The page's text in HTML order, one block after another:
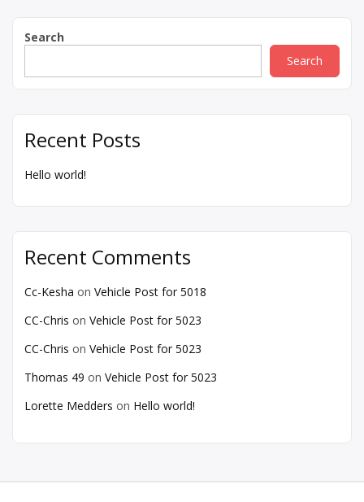
Search
Search
Recent Posts
Hello world!
Recent Comments
Cc-Kesha on Vehicle Post for 5018
CC-Chris on Vehicle Post for 5023
CC-Chris on Vehicle Post for 5023
Thomas 49 on Vehicle Post for 5023
Lorette Medders on Hello world!